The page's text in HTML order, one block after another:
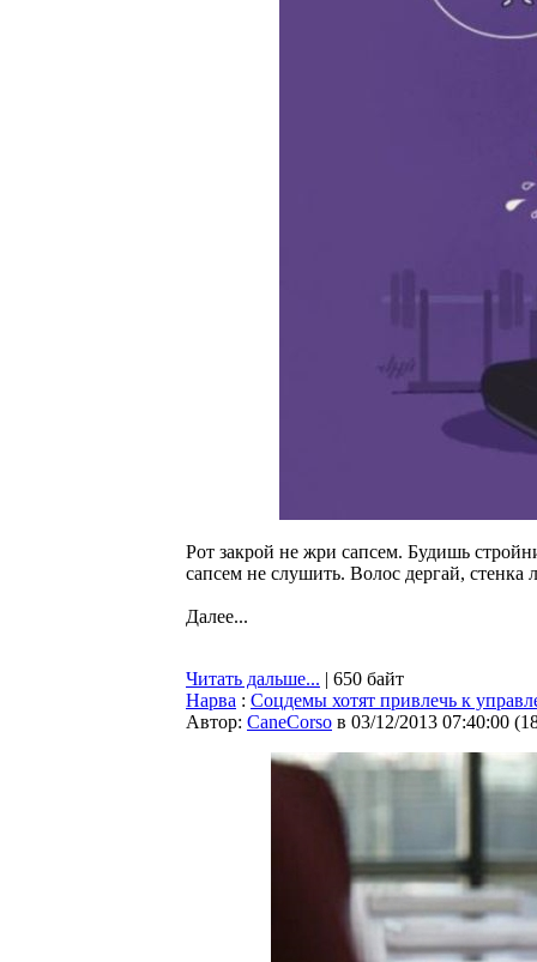
Рот закрой не жри сапсем. Будишь
сапсем не слушить. Волос дергай, стенка
Далее...
Читать дальше... | 650 байт
Нарва : Соцдемы хотят привлечь к
Автор: CaneCorso в 03/12/2013 07:40:00 (